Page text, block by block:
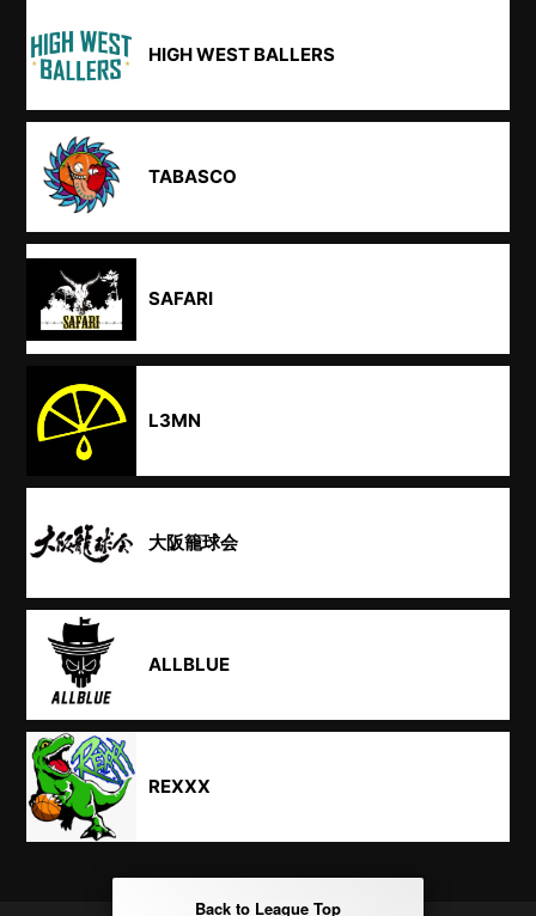
HIGH WEST BALLERS
TABASCO
SAFARI
L3MN
大阪籠球会
ALLBLUE
REXXX
Back to League Top